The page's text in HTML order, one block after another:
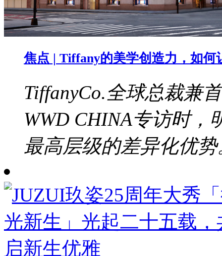
焦点 | Tiffany的美学创造力，如何
TiffanyCo.全球总裁兼
WWD CHINA专访时
最高层级的差异化优势